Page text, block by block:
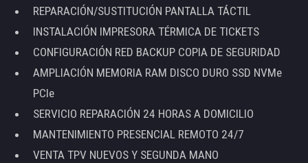
REPARACIÓN/SUSTITUCIÓN PANTALLA TÁCTIL
INSTALACIÓN IMPRESORA TÉRMICA DE TICKETS
CONFIGURACIÓN RED BACKUP COPIA DE SEGURIDAD
AMPLIACIÓN MEMORIA RAM DISCO DURO SSD NVMe
PCIe
SERVICIO REPARACIÓN 24 HORAS A DOMICILIO
MANTENIMIENTO PRESENCIAL REMOTO 24/7
VENTA TPV NUEVOS Y SEGUNDA MANO